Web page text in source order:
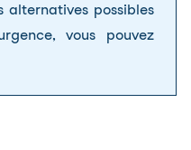
alternatives possibles
vous pouvez